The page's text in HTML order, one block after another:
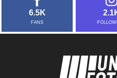
6.5K
FANS